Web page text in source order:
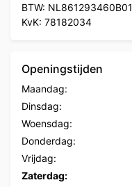
BTW: NL861293460B01
KvK: 78182034
Openingstijden
Maandag:
Dinsdag:
Woensdag:
Donderdag:
Vrijdag:
Zaterdag: